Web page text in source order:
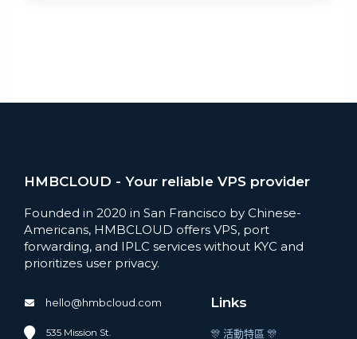
HMBCLOUD - Your reliable VPS provider
Founded in 2020 in San Francisco by Chinese-
Americans, HMBCLOUD offers VPS, port
forwarding, and IPLC services without KYC and
prioritizes user privacy.
hello@hmbcloud.com
535 Mission St.
Links
🎊 活動特區 🎊